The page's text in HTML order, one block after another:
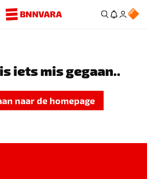
iets mis gegaan..
naar de homepage